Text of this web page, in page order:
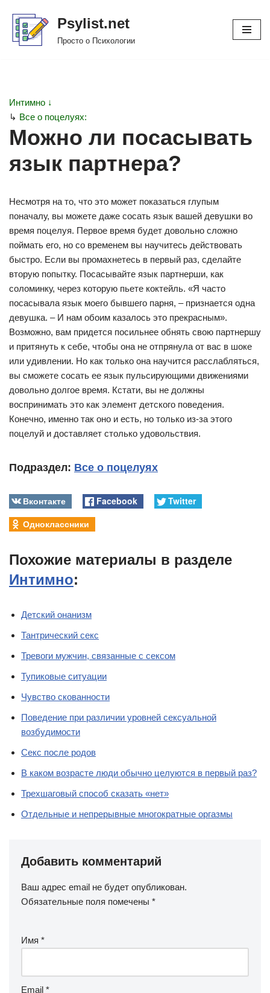
Перейти
Psylist.net
Просто о Психологии
Интимно ↓
↳ Все о поцелуях:
Можно ли посасывать
язык партнера?
Несмотря на то, что это может показаться глупым
поначалу, вы можете даже сосать язык вашей девушки во
время поцелуя. Первое время будет довольно сложно
поймать его, но со временем вы научитесь действовать
быстро. Если вы промахнетесь в первый раз, сделайте
вторую попытку. Посасывайте язык партнерши, как
соломинку, через которую пьете коктейль. «Я часто
посасывала язык моего бывшего парня, – признается одна
девушка. – И нам обоим казалось это прекрасным».
Возможно, вам придется посильнее обнять свою партнершу
и притянуть к себе, чтобы она не отпрянула от вас в шоке
или удивлении. Но как только она научится расслабляться,
вы сможете сосать ее язык пульсирующими движениями
довольно долгое время. Кстати, вы не должны
воспринимать это как элемент детского поведения.
Конечно, именно так оно и есть, но только из-за этого
поцелуй и доставляет столько удовольствия.
Подраздел: Все о поцелуях
Вконтакте Facebook
Twitter
Одноклассники
Похожие материалы в разделе
Интимно:
Детский онанизм
Тантрический секс
Тревоги мужчин, связанные с сексом
Тупиковые ситуации
Чувство скованности
Поведение при различии уровней сексуальной
возбудимости
Секс после родов
В каком возрасте люди обычно целуются в первый раз?
Трехшаговый способ сказать «нет»
Отдельные и непрерывные многократные оргазмы
Добавить комментарий
Ваш адрес email не будет опубликован.
Обязательные поля помечены *
Имя *
Email *